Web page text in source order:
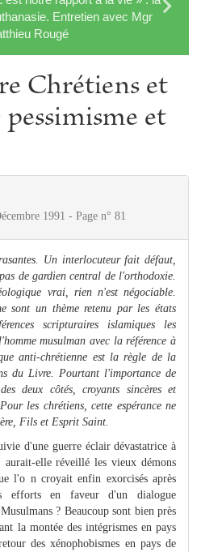
Entretien avec Mgr
Rougé
Chrétiens et
et
1991 - Page n° 81
Un interlocuteur fait défaut,
de gardien central de l'orthodoxie.
vrai, rien n'est négociable.
sont un thème retenu par les états
scripturaires islamiques les
musulman avec la référence à
anti-chrétienne est la règle de la
du Livre. Pourtant l'importance de
deux côtés, croyants sincères et
les chrétiens, cette espérance ne
Fils et Esprit Saint.
d'une guerre éclair dévastatrice à
aurait-elle réveillé les vieux démons
l'o n croyait enfin exorcisés après
efforts en faveur d'un dialogue
? Beaucoup sont bien près
la montée des intégrismes en pays
des xénophobismes en pays de